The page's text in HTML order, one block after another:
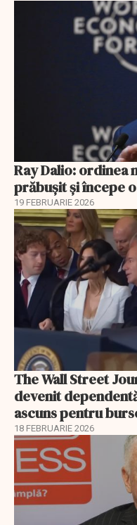
Ray Dalio: ordinea
prăbușit și începe
19 FEBRUARIE 2026
The Wall Street
devenit
ascuns pentru
18 FEBRUARIE 2026
EXCLUSIV